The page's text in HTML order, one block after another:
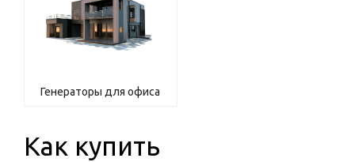
Генераторы для офиса
Как купить